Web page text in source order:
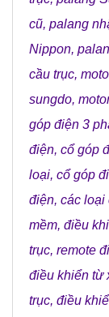
cũ, palang
Nippon,
cầu trục,
sungdo,
góp điện 3
điện, cổ góp
loại, cổ góp
điện, các loại
mềm, điều
trục, remote
điều khiển từ
trục, điều